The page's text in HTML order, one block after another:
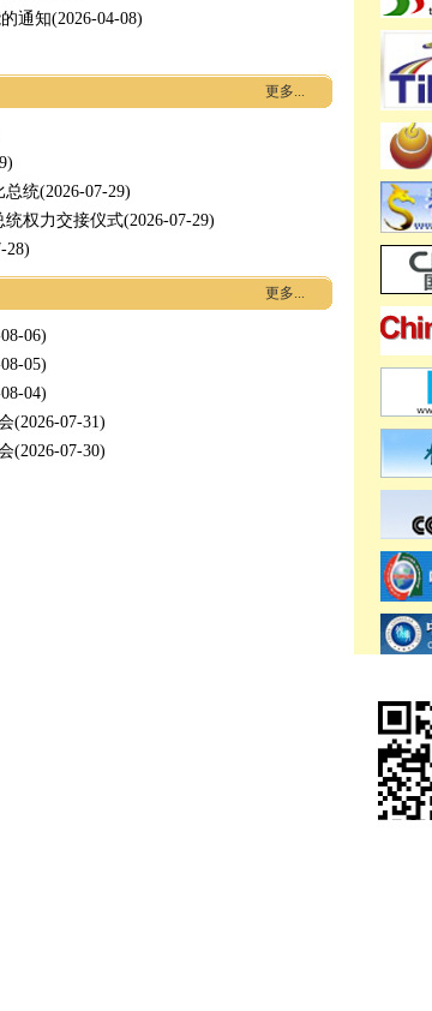
通知(2026-04-08)
更多...
总统(2026-07-29)
统权力交接仪式(2026-07-29)
28)
更多...
06)
05)
04)
(2026-07-31)
(2026-07-30)